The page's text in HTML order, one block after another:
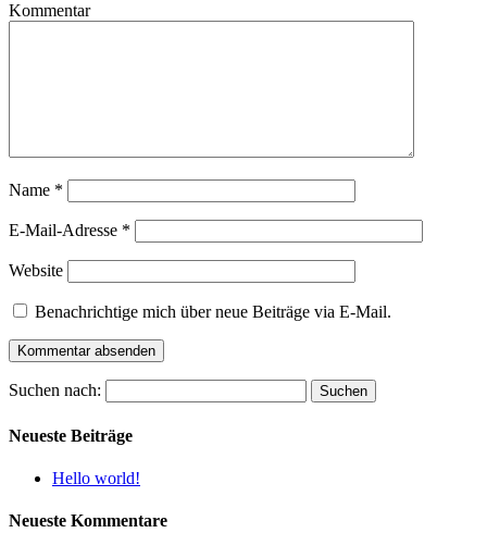
Kommentar
Name *
E-Mail-Adresse *
Website
Benachrichtige mich über neue Beiträge via E-Mail.
Suchen nach:
Neueste Beiträge
Hello world!
Neueste Kommentare